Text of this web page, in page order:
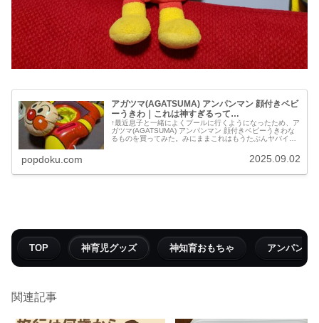
アガツマ(AGATSUMA) アンパンマン 顔付きベビ
ーうきわ｜これは神すぎるって…
↑最近息子と一緒によくプールに行くようになったため、ア
ガツマ(AGATSUMA) アンパンマン 顔付きベビーうきわな
るものを買ってみた。みにままこれはもうたぶんヤバイと
popdoku.com 2025.09.02
TOP 神育児グッズ 神知育おもちゃ アンパンマ
関連記事